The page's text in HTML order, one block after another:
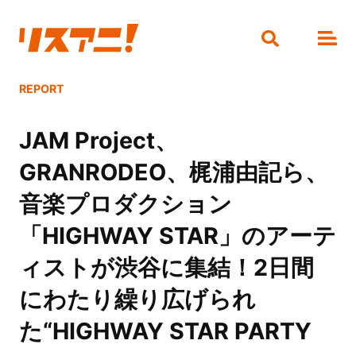
REPORT
JAM Project、
GRANRODEO、梶浦由記ら、
音楽プロダクション
「HIGHWAY STAR」のアーテ
ィストが渋谷に集結！2日間
にわたり繰り広げられ
た“HIGHWAY STAR PARTY